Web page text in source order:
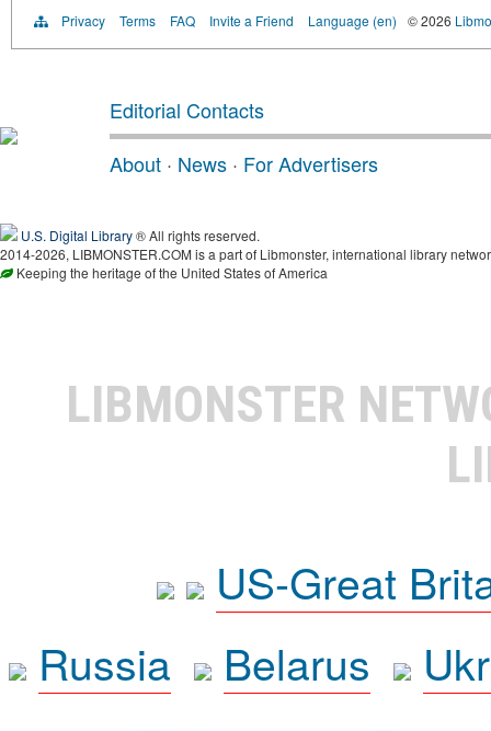
Privacy Terms FAQ Invite a Friend Language (en) © 2026
Editorial Contacts
About · News · For Advertisers
U.S. Digital Library® All rights reserved.
2014-2026, LIBMONSTER.COM is a part of Libmonster, international library
Keeping the heritage of the United States of America
LIBMONSTER
US-Great
Russia
Belarus